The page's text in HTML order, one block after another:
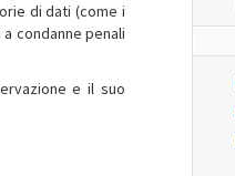
di dati (come i
condanne penali
e il suo